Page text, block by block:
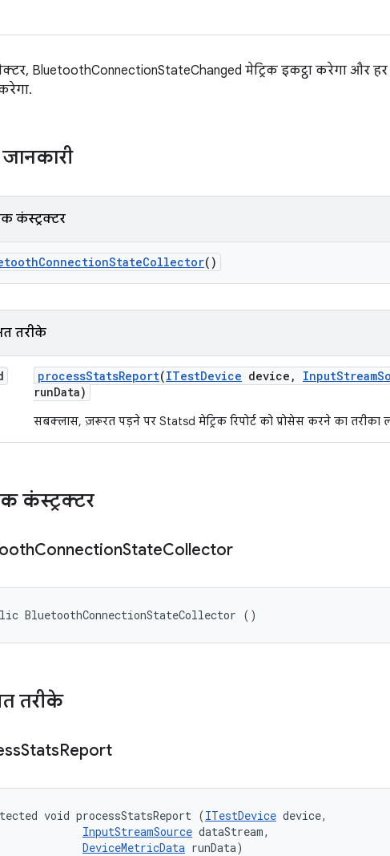
BluetoothConnectionStateChanged मेट्रिक इकट्ठा करेगा और
कंस्ट्रक्टर
ConnectionStateCollector()
तरीके
processStatsReport(ITestDevice device , InputStream
runData)
सबक्लास, ज़रूरत पड़ने पर Statsd मेट्रिक रिपोर्ट को प्रोसेस करने का
कंस्ट्रक्टर
ConnectionStateCollector
BluetoothConnectionStateCollector ()
तरीके
StatsReport
void processStatsReport (ITestDevice device,
InputStreamSource dataStream,
DeviceMetricData runData)